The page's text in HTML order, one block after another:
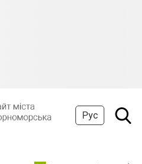
Рус